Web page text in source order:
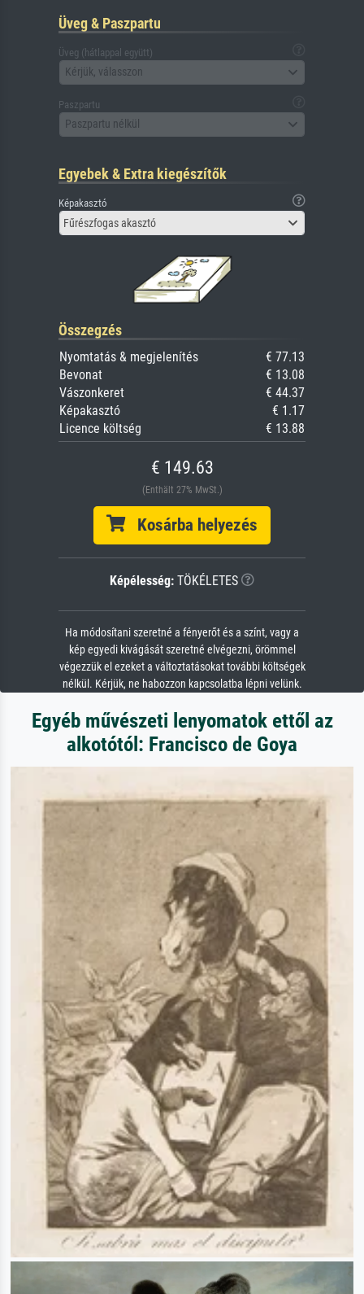
Üveg & Paszpartu
Üveg (hátlappal együtt)
Kérjük, válasszon
Paszpartu
Paszpartu nélkül
Egyebek & Extra kiegészítők
Képakasztó
Fűrészfogas akasztó
Összegzés
Nyomtatás & megjelenítés
€ 77.13
Bevonat
€ 13.08
Vászonkeret
€ 44.37
Képakasztó
€ 1.17
Licence költség
€ 13.88
€ 149.63
(Enthält 27% MwSt.)
Kosárba helyezés
Képélesség: TÖKÉLETES
Ha módosítani szeretné a fényerőt és a színt, vagy a
kép egyedi kivágását szeretné elvégezni, örömmel
végezzük el ezeket a változtatásokat további költségek
nélkül. Kérjük, ne habozzon kapcsolatba lépni velünk.
Egyéb művészeti lenyomatok ettől az
alkotótól: Francisco de Goya